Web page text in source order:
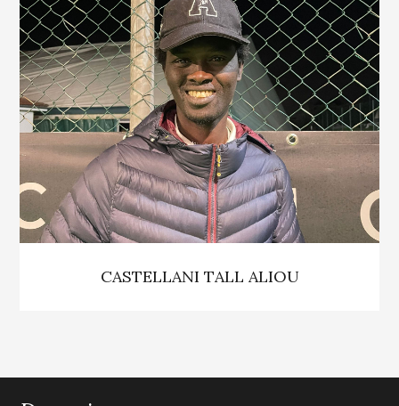
CASTELLANI TALL ALIOU